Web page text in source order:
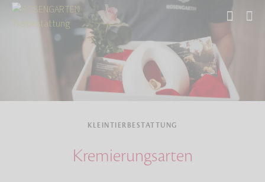
Tierbestattung Kleintierbestattung
KLEINTIERBESTATTUNG
Kremierungsarten